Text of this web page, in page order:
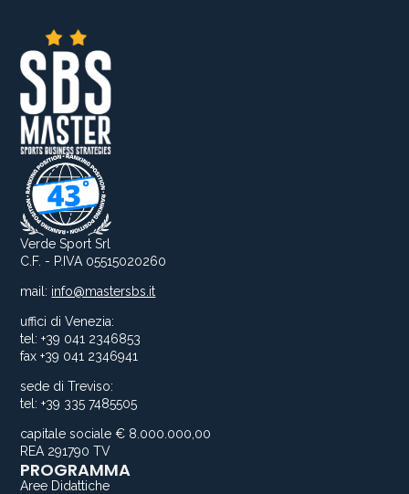
Verde Sport Srl
C.F. - P.IVA 05515020260
mail: info@mastersbs.it
uffici di Venezia:
tel: +39 041 2346853
fax +39 041 2346941
sede di Treviso:
tel: +39 335 7485505
capitale sociale € 8.000.000,00
REA 291790 TV
PROGRAMMA
Aree Didattiche